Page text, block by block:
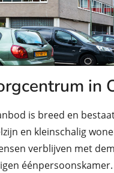
in
is breed en
en kleinschalig
verblijven met